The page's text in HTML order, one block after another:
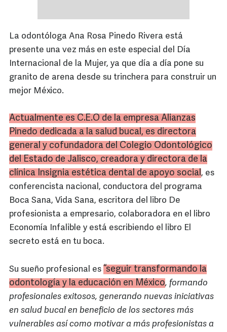
La odontóloga Ana Rosa Pinedo Rivera está
presente una vez más en este especial del Día
Internacional de la Mujer, ya que día a día pone su
granito de arena desde su trinchera para construir un
mejor México.
Actualmente es C.E.O de la empresa Alianzas
Pinedo dedicada a la salud bucal, es directora
general y cofundadora del Colegio Odontológico
del Estado de Jalisco, creadora y directora de la
clínica Insignia estética dental de apoyo social, es
conferencista nacional, conductora del programa
Boca Sana, Vida Sana, escritora del libro De
profesionista a empresario, colaboradora en el libro
Economía Infalible y está escribiendo el libro El
secreto está en tu boca.
Su sueño profesional es “seguir transformando la
odontología y la educación en México, formando
profesionales exitosos, generando nuevas iniciativas
en salud bucal en beneficio de los sectores más
vulnerables así como motivar a más profesionistas a